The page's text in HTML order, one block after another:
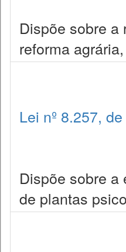
Dispõe sobre
reforma
Lei nº 8.257,
Dispõe sobre
de plantas